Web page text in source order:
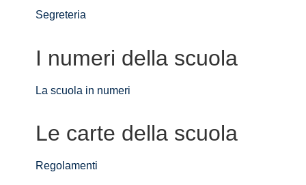
Segreteria
I numeri della scuola
La scuola in numeri
Le carte della scuola
Regolamenti